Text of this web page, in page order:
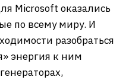
Microsoft оказались
по всему миру. И
разобраться
энергия к ним